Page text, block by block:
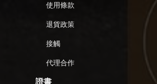
使用條款
退貨政策
接觸
代理合作
證書